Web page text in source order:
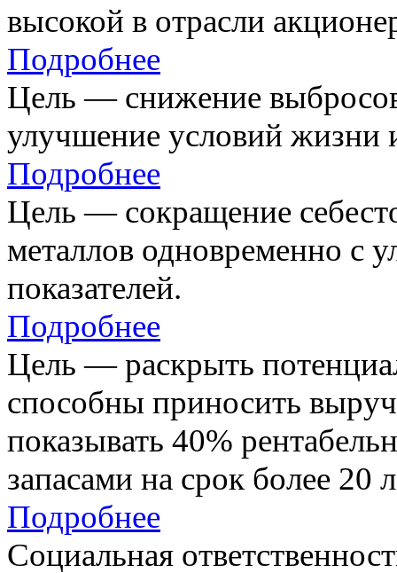
высокой в отрасли
Подробнее
Цель — снижение
улучшение условий жизни
Подробнее
Цель — сокращение
металлов одновременно с
показателей.
Подробнее
Цель — раскрыть
способны приносить
показывать 40%
запасами на срок более 20
Подробнее
Социальная